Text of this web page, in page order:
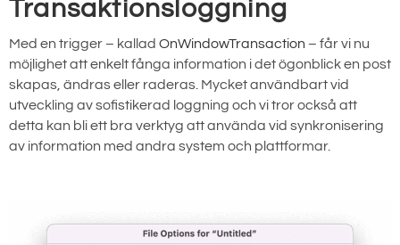
Transaktionsloggning
Med en trigger – kallad OnWindowTransaction – får vi nu
möjlighet att enkelt fånga information i det ögonblick en post
skapas, ändras eller raderas. Mycket användbart vid
utveckling av sofistikerad loggning och vi tror också att
detta kan bli ett bra verktyg att använda vid synkronisering
av information med andra system och plattformar.